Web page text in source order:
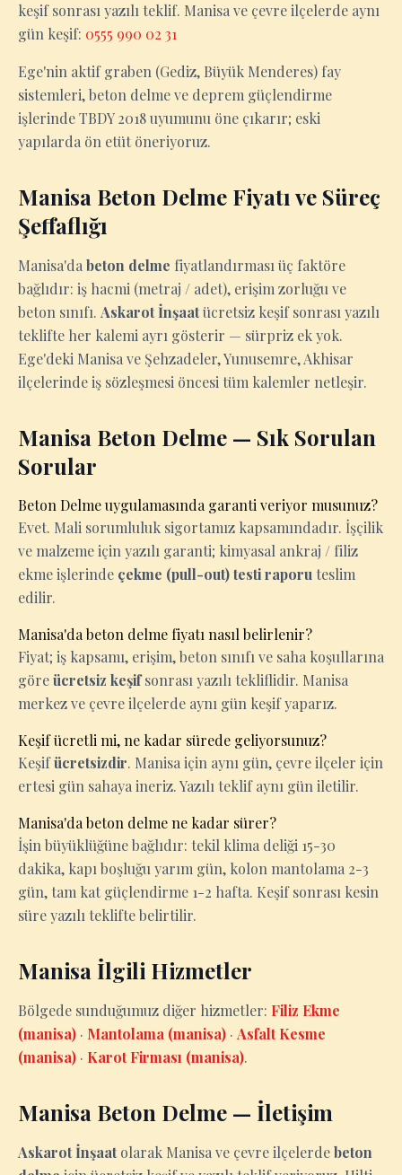
keşif sonrası yazılı teklif. Manisa ve çevre ilçelerde aynı
gün keşif: 0555 990 02 31
Ege'nin aktif graben (Gediz, Büyük Menderes) fay
sistemleri, beton delme ve deprem güçlendirme
işlerinde TBDY 2018 uyumunu öne çıkarır; eski
yapılarda ön etüt öneriyoruz.
Manisa Beton Delme Fiyatı ve Süreç
Şeffaflığı
Manisa'da beton delme fiyatlandırması üç faktöre
bağlıdır: iş hacmi (metraj / adet), erişim zorluğu ve
beton sınıfı. Askarot İnşaatücretsiz keşif sonrası yazılı
teklifte her kalemi ayrı gösterir — sürpriz ek yok.
Ege'deki Manisa ve Şehzadeler, Yunusemre, Akhisar
ilçelerinde iş sözleşmesi öncesi tüm kalemler netleşir.
Manisa Beton Delme — Sık Sorulan
Sorular
Beton Delme uygulamasında garanti veriyor musunuz?
Evet. Mali sorumluluk sigortamız kapsamındadır. İşçilik
ve malzeme için yazılı garanti; kimyasal ankraj / filiz
ekme işlerinde çekme (pull-out) testi raporu teslim
edilir.
Manisa'da beton delme fiyatı nasıl belirlenir?
Fiyat; iş kapsamı, erişim, beton sınıfı ve saha koşullarına
göreücretsiz keşifsonrası yazılı tekliflidir. Manisa
merkez ve çevre ilçelerde aynı gün keşif yaparız.
Keşif ücretli mi, ne kadar sürede geliyorsunuz?
Keşifücretsizdir. Manisa için aynı gün, çevre ilçeler için
ertesi gün sahaya ineriz. Yazılı teklif aynı gün iletilir.
Manisa'da beton delme ne kadar sürer?
İşin büyüklüğüne bağlıdır: tekil klima deliği 15-30
dakika, kapı boşluğu yarım gün, kolon mantolama 2-3
gün, tam kat güçlendirme 1-2 hafta. Keşif sonrası kesin
süre yazılı teklifte belirtilir.
Manisa İlgili Hizmetler
Bölgede sunduğumuz diğer hizmetler: Filiz Ekme
(manisa) · Mantolama (manisa) · Asfalt Kesme
(manisa) · Karot Firması (manisa).
Manisa Beton Delme — İletişim
Askarot İnşaatolarak Manisa ve çevre ilçelerdebeton